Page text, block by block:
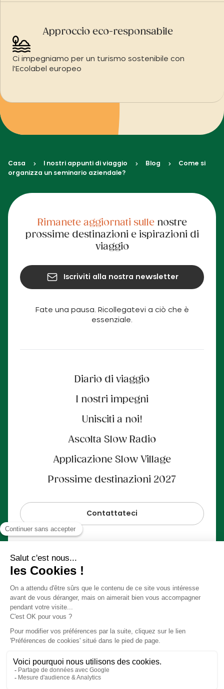
Approccio eco-responsabile
Ci impegniamo per un turismo sostenibile con
l'Ecolabel europeo
Casa I nostri appunti di viaggio Blog
Come si
organizza un seminario aziendale?
Fate una pausa. Ricollegatevi a ciò che è
essenziale.
Diario di viaggio
I nostri impegni
Unisciti a noi!
Ascolta Slow Radio
Applicazione Slow Village
Prossime destinazioni 2027
Contattateci
Rimanete aggiornati sullenostre
prossime destinazioni e ispirazioni di
viaggio
Iscriviti alla nostra newsletter
Cookie delle preferenze